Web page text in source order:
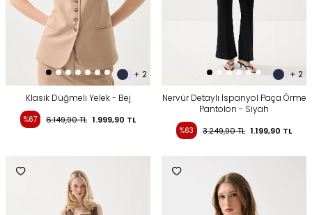
+ 2
Klasik Düğmeli Yelek - Bej
%67 6.149,90TL 1.999,90 TL
+ 2
Nervür Detaylı İspanyol Paça Örme
Pantolon - Siyah
%63 3.249,90TL 1.199,90 TL